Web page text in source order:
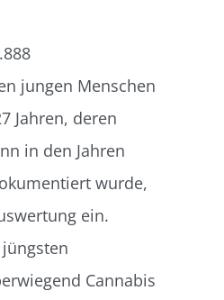
jungen Menschen
Jahren, deren
in den Jahren
wurde,
ein.
Cannabis